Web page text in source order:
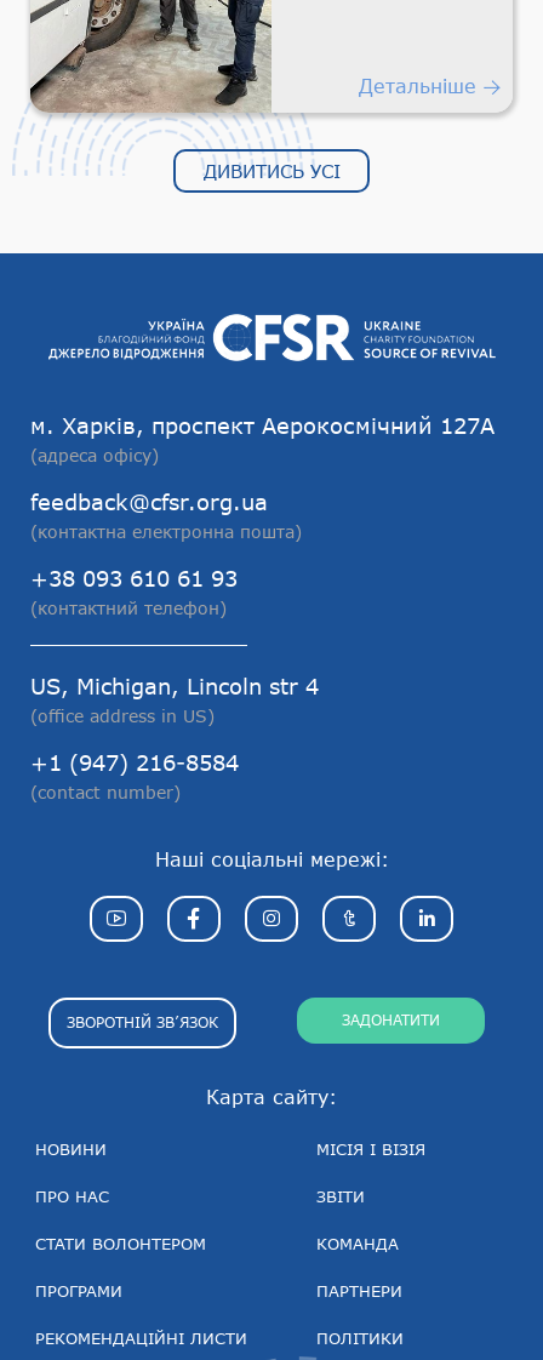
перевезень
Детальніше
ДИВИТИСЬ УСІ
м. Харків, проспект Аерокосмічний 127А
(адреса офісу)
feedback@cfsr.org.ua
(контактна електронна пошта)
+38 093 610 61 93
(контактний телефон)
US, Michigan, Lincoln str 4
(office address in US)
+1 (947) 216-8584
(contact number)
Карта сайту:
НОВИНИ
ПРО НАС
СТАТИ ВОЛОНТЕРОМ
ПРОГРАМИ
РЕКОМЕНДАЦІЙНІ ЛИСТИ
МІСІЯ І ВІЗІЯ
ЗВІТИ
КОМАНДА
ПАРТНЕРИ
ПОЛІТИКИ
Наші соціальні мережі:
ЗВОРОТНІЙ ЗВ’ЯЗОК ЗАДОНАТИТИ